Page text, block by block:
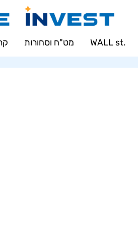
.WALL st מט"ח וסחורות